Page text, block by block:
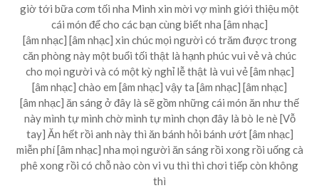
giờ tới bữa cơm tối nha Mình xin mời vợ mình giới thiệu một
cái món để cho các bạn cùng biết nha [âm nhạc]
[âm nhạc] [âm nhạc] xin chúc mọi người có trăm được trong
căn phòng này một buổi tối thật là hạnh phúc vui vẻ và chúc
cho mọi người và có một kỳ nghỉ lễ thật là vui vẻ [âm nhạc]
[âm nhạc] chào em [âm nhạc] vậy ta [âm nhạc] [âm nhạc]
[âm nhạc] ăn sáng ở đây là sẽ gồm những cái món ăn như thế
này mình tự mình chờ mình tự mình chọn đây là bò le nè [Vỗ
tay] Ăn hết rồi anh này thì ăn bánh hỏi bánh ướt [âm nhạc]
miễn phí [âm nhạc] nha mọi người ăn sáng rồi xong rồi uống cà
phê xong rồi có chỗ nào còn vi vu thì thì chơi tiếp còn không
thì